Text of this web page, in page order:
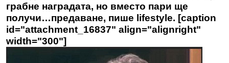
грабне наградата, но вместо пари ще
получи…предаване, пише lifestyle. [caption
id="attachment_16837" align="alignright"
width="300"]